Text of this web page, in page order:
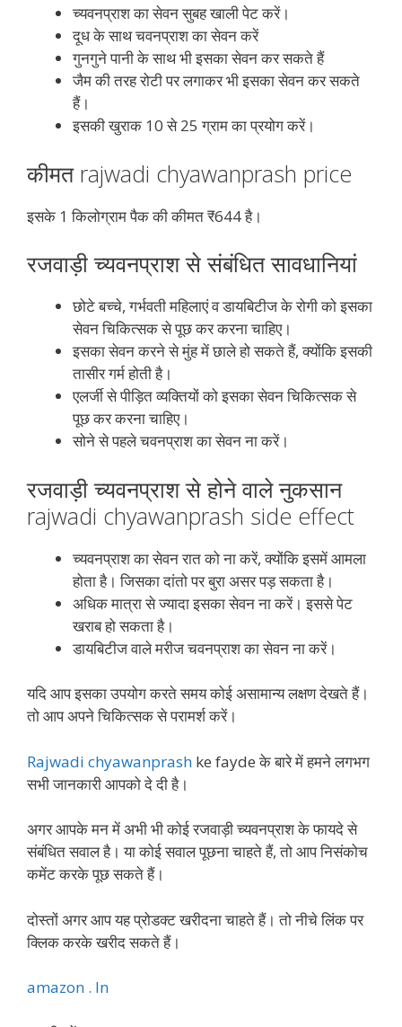
च्यवनप्राश का सेवन सुबह खाली पेट करें।
दूध के साथ चवनप्राश का सेवन करें
गुनगुने पानी के साथ भी इसका सेवन कर सकते हैं
जैम की तरह रोटी पर लगाकर भी इसका सेवन कर सकते
हैं।
इसकी खुराक 10 से 25 ग्राम का प्रयोग करें।
कीमत rajwadi chyawanprash price
इसके 1 किलोग्राम पैक की कीमत ₹644 है।
रजवाड़ी च्यवनप्राश से संबंधित सावधानियां
छोटे बच्चे, गर्भवती महिलाएं व डायबिटीज के रोगी को इसका
सेवन चिकित्सक से पूछ कर करना चाहिए।
इसका सेवन करने से मुंह में छाले हो सकते हैं, क्योंकि इसकी
तासीर गर्म होती है।
एलर्जी से पीड़ित व्यक्तियों को इसका सेवन चिकित्सक से
पूछ कर करना चाहिए।
सोने से पहले चवनप्राश का सेवन ना करें।
रजवाड़ी च्यवनप्राश से होने वाले नुकसान
rajwadi chyawanprash side effect
च्यवनप्राश का सेवन रात को ना करें, क्योंकि इसमें आमला
होता है। जिसका दांतो पर बुरा असर पड़ सकता है।
अधिक मात्रा से ज्यादा इसका सेवन ना करें। इससे पेट
खराब हो सकता है।
डायबिटीज वाले मरीज चवनप्राश का सेवन ना करें।
यदि आप इसका उपयोग करते समय कोई असामान्य लक्षण देखते हैं।
तो आप अपने चिकित्सक से परामर्श करें।
Rajwadi chyawanprash ke fayde के बारे में हमने लगभग
सभी जानकारी आपको दे दी है।
अगर आपके मन में अभी भी कोई रजवाड़ी च्यवनप्राश के फायदे से
संबंधित सवाल है। या कोई सवाल पूछना चाहते हैं, तो आप निसंकोच
कमेंट करके पूछ सकते हैं।
दोस्तों अगर आप यह प्रोडक्ट खरीदना चाहते हैं। तो नीचे लिंक पर
क्लिक करके खरीद सकते हैं।
amazon . In